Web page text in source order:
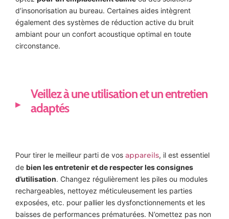
d’insonorisation au bureau. Certaines aides intègrent
également des systèmes de réduction active du bruit
ambiant pour un confort acoustique optimal en toute
circonstance.
Veillez à une utilisation et un entretien
adaptés
Pour tirer le meilleur parti de vos appareils, il est essentiel
de bien les entretenir et de respecter les consignes
d’utilisation. Changez régulièrement les piles ou modules
rechargeables, nettoyez méticuleusement les parties
exposées, etc. pour pallier les dysfonctionnements et les
baisses de performances prématurées. N’omettez pas non